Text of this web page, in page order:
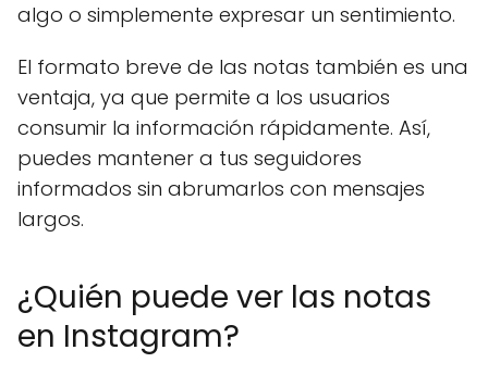
algo o simplemente expresar un sentimiento.
El formato breve de las notas también es una
ventaja, ya que permite a los usuarios
consumir la información rápidamente. Así,
puedes mantener a tus seguidores
informados sin abrumarlos con mensajes
largos.
¿Quién puede ver las notas
en Instagram?